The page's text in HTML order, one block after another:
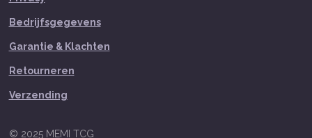
Bedrijfsgegevens
Garantie & Klachten
Retourneren
Verzending
© 2025 MEMI TCG